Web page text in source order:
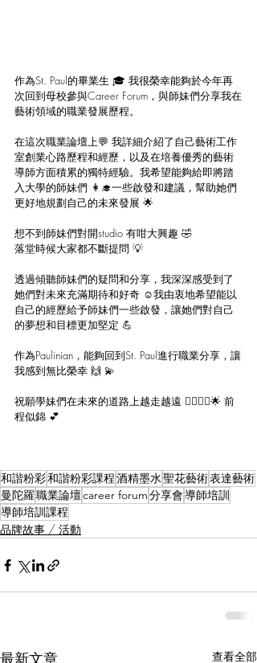
作為St. Paul的畢業生 🎓 我很榮幸能夠於今年再
次回到母校參與Career Forum，與師妹們分享我在
藝術領域的職業發展歷程。
在這次職業論壇上💬 我詳細介紹了自己藝術工作
室創業心路歷程和經歷，以及在培養優秀的藝術
導師方面積累的獨特經驗。我希望能夠給即將踏
入大學的師妹們 👩‍🎓一些啟發和建議，幫助她們
更好地規劃自己的未來發展 🌟
想不到師妹們對開studio 有咁大興趣 🤣
落堂時候大家都不斷提問 💡
透過傾聽師妹們的疑問和分享，我深深感受到了
她們對未來充滿期待和好奇 ☺️我由衷地希望能以
自己的經歷給予師妹們一些啟發，讓她們對自己
的夢想和目標更加堅定 💪
作為Paulinian，能夠回到St. Paul進行職業分享，讓
我感到無比榮幸 🙌 💫
祝願學妹們在未來的道路上越走越遠 🚶‍♀️🚶‍♂️🌟 前
程似錦 💕
和諧粉彩和諧粉彩課程酒精墨水聖花藝術表達藝術
曼陀羅職業論壇career forum分享會導師培訓
導師培訓課程
品牌故事 / 活動
最新文章 查看全部